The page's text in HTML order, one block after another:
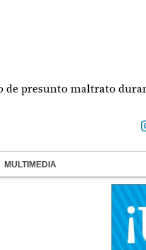
maltrato durante su
MULTIMEDIA